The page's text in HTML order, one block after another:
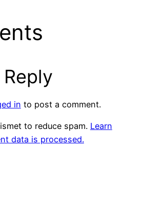
in to post a comment.
to reduce spam. Learn
data is processed.